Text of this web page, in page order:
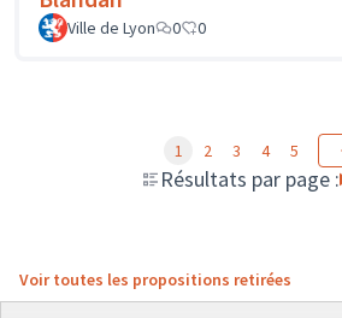
Ville de Lyon 0 0
Résultats par page :
1 2 3 4 5
Voir toutes les propositions retirées